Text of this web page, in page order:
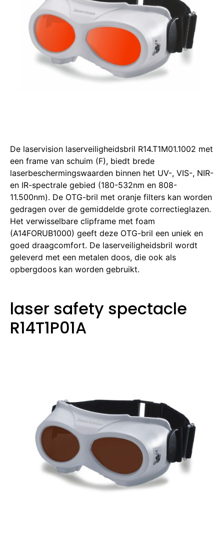
De laservision laserveiligheidsbril R14.T1M01.1002 met
een frame van schuim (F), biedt brede
laserbeschermingswaarden binnen het UV-, VIS-, NIR-
en IR-spectrale gebied (180-532nm en 808-
11.500nm). De OTG-bril met oranje filters kan worden
gedragen over de gemiddelde grote correctieglazen.
Het verwisselbare clipframe met foam
(A14FORUB1000) geeft deze OTG-bril een uniek en
goed draagcomfort. De laserveiligheidsbril wordt
geleverd met een metalen doos, die ook als
opbergdoos kan worden gebruikt.
laser safety spectacle
R14T1P01A